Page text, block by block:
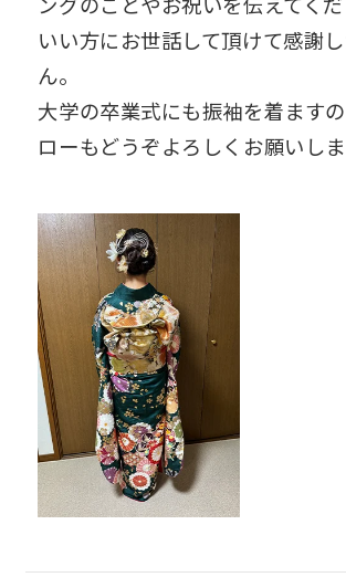
いい方にお世話して頂けて感謝
ん。
大学の卒業式にも振袖を着ます
ローもどうぞよろしくお願いしま